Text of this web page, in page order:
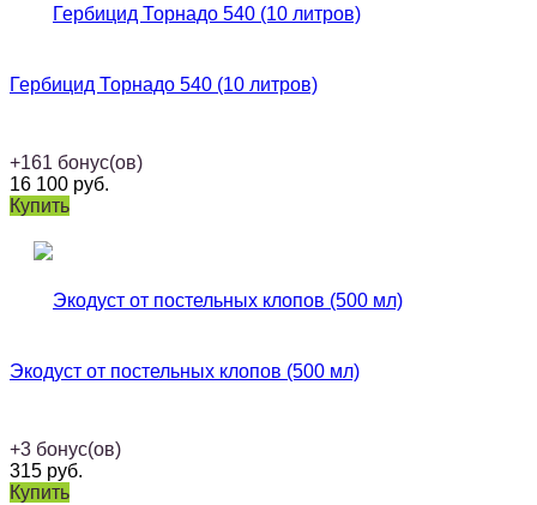
Гербицид Торнадо 540 (10 литров)
+161 бонус(ов)
16 100 руб.
Купить
Экодуст от постельных клопов (500 мл)
+3 бонус(ов)
315 руб.
Купить